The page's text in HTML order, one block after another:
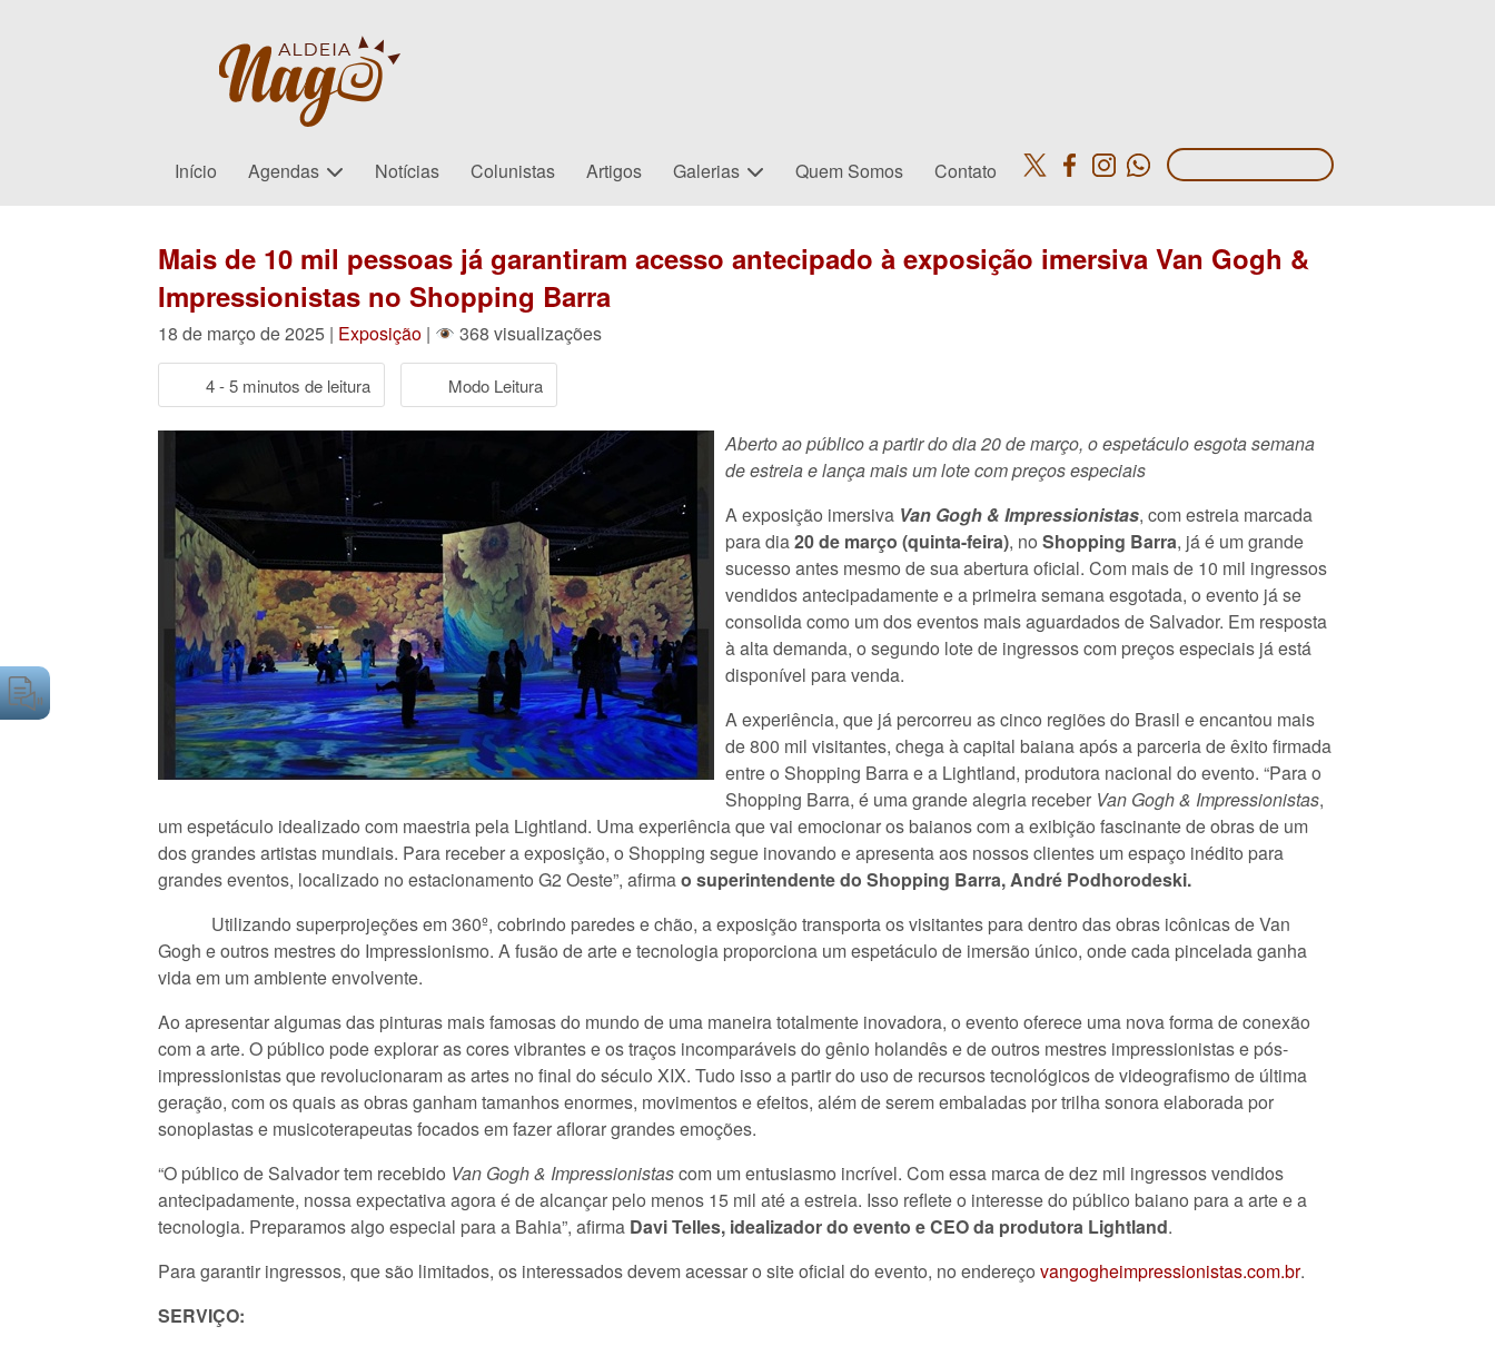
Início Agendas Notícias Colunistas Artigos Galerias Quem Somos Contato
Mais de 10 mil pessoas já garantiram acesso antecipado à exposição imersiva Van Gogh &
Impressionistas no Shopping Barra
18 de março de 2025 | Exposição | 368 visualizações
4 - 5 minutos de leitura Modo Leitura
Aberto ao público a partir do dia 20 de março, o espetáculo esgota semana
de estreia e lança mais um lote com preços especiais
A exposição imersiva Van Gogh & Impressionistas, com estreia marcada
para dia20 de março (quinta-feira), no Shopping Barra, já é um grande
sucesso antes mesmo de sua abertura oficial. Com mais de 10 mil ingressos
vendidos antecipadamente e a primeira semana esgotada, o evento já se
consolida como um dos eventos mais aguardados de Salvador. Em resposta
à alta demanda, o segundo lote de ingressos com preços especiais já está
disponível para venda.
A experiência, que já percorreu as cinco regiões do Brasil e encantou mais
de 800 mil visitantes, chega à capital baiana após a parceria de êxito firmada
entre o Shopping Barra e a Lightland, produtora nacional do evento. “Para o
Shopping Barra, é uma grande alegria receber Van Gogh & Impressionistas,
um espetáculo idealizado com maestria pela Lightland. Uma experiência que vai emocionar os baianos com a exibição fascinante de obras de um
dos grandes artistas mundiais. Para receber a exposição, o Shopping segue inovando e apresenta aos nossos clientes um espaço inédito para
grandes eventos, localizado no estacionamento G2 Oeste”, afirmao superintendente do Shopping Barra, André Podhorodeski.
Utilizando superprojeções em 360º, cobrindo paredes e chão, a exposição transporta os visitantes para dentro das obras icônicas de Van
Gogh e outros mestres do Impressionismo. A fusão de arte e tecnologia proporciona um espetáculo de imersão único, onde cada pincelada ganha
vida em um ambiente envolvente.
Ao apresentar algumas das pinturas mais famosas do mundo de uma maneira totalmente inovadora, o evento oferece uma nova forma de conexão
com a arte. O público pode explorar as cores vibrantes e os traços incomparáveis do gênio holandês e de outros mestres impressionistas e pós-
impressionistas que revolucionaram as artes no final do século XIX. Tudo isso a partir do uso de recursos tecnológicos de videografismo de última
geração, com os quais as obras ganham tamanhos enormes, movimentos e efeitos, além de serem embaladas por trilha sonora elaborada por
sonoplastas e musicoterapeutas focados em fazer aflorar grandes emoções.
“O público de Salvador tem recebido Van Gogh & Impressionistascom um entusiasmo incrível. Com essa marca de dez mil ingressos vendidos
antecipadamente, nossa expectativa agora é de alcançar pelo menos 15 mil até a estreia. Isso reflete o interesse do público baiano para a arte e a
tecnologia. Preparamos algo especial para a Bahia”, afirma Davi Telles, idealizador do evento e CEO da produtora Lightland.
Para garantir ingressos, que são limitados, os interessados devem acessar o site oficial do evento, no endereço vangogheimpressionistas.com.br.
SERVIÇO: